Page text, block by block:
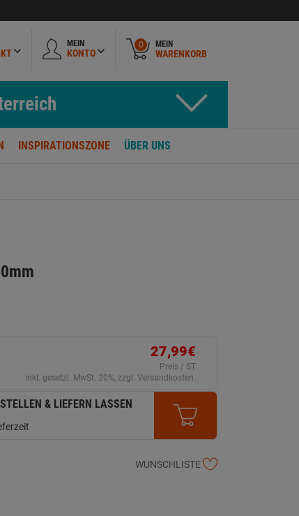
MEIN
KONTO
0 MEIN
WARENKORB
INSPIRATIONSZONE ÜBER UNS
27,99€
Preis / ST
inkl. gesetzl. MwSt. 20%, zzgl. Versandkosten.
& LIEFERN LASSEN
WUNSCHLISTE